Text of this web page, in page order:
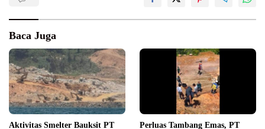
Baca Juga
Aktivitas Smelter Bauksit PT
Perluas Tambang Emas, PT